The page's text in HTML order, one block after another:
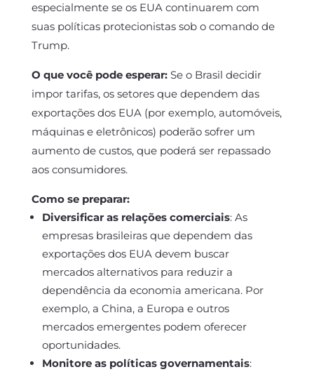
especialmente se os EUA continuarem com
suas políticas protecionistas sob o comando de
Trump.
O que você pode esperar: Se o Brasil decidir
impor tarifas, os setores que dependem das
exportações dos EUA (por exemplo, automóveis,
máquinas e eletrônicos) poderão sofrer um
aumento de custos, que poderá ser repassado
aos consumidores.
Como se preparar:
Diversificar as relações comerciais: As
empresas brasileiras que dependem das
exportações dos EUA devem buscar
mercados alternativos para reduzir a
dependência da economia americana. Por
exemplo, a China, a Europa e outros
mercados emergentes podem oferecer
oportunidades.
Monitore as políticas governamentais: